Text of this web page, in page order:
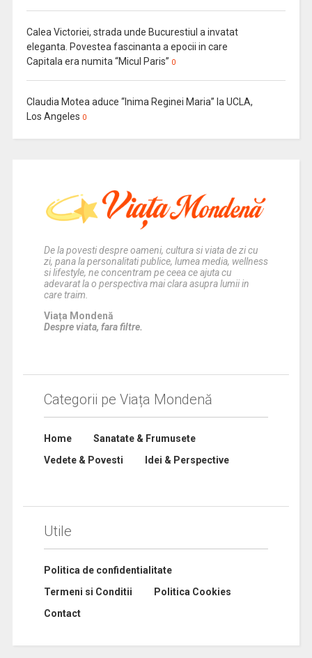
Calea Victoriei, strada unde Bucurestiul a invatat
eleganta. Povestea fascinanta a epocii in care
Capitala era numita “Micul Paris” 0
Claudia Motea aduce “Inima Reginei Maria” la UCLA,
Los Angeles 0
De la povesti despre oameni, cultura si viata de zi cu
zi, pana la personalitati publice, lumea media, wellness
si lifestyle, ne concentram pe ceea ce ajuta cu
adevarat la o perspectiva mai clara asupra lumii in
care traim.
Viața Mondenă
Despre viata, fara filtre.
Categorii pe Viața Mondenă
Home
Sanatate & Frumusete
Vedete & Povesti
Idei & Perspective
Utile
Politica de confidentialitate
Termeni si Conditii
Politica Cookies
Contact